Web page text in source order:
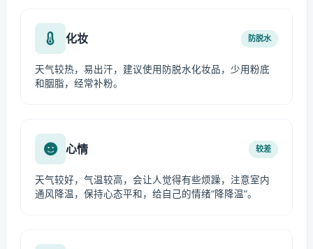
化妆 防脱水
天气较热，易出汗，建议使用防脱水化妆品，少用粉底
和胭脂，经常补粉。
心情 较差
天气较好，气温较高，会让人觉得有些烦躁，注意室内
通风降温，保持心态平和，给自己的情绪“降降温”。